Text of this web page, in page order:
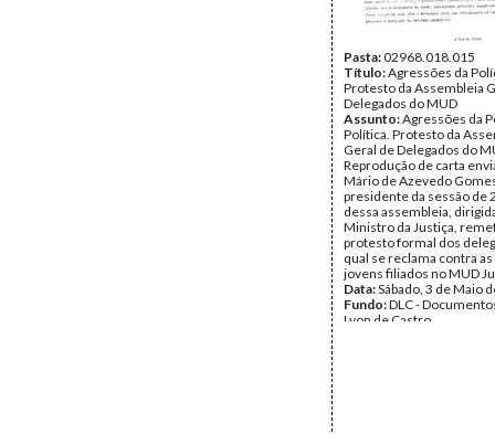
Pasta:02968.018.015
Título:Agressões da
Protesto da Assembleia
Delegados do MUD
Assunto:Agressões da
Política. Protesto da
Geral de Delegados do
Reprodução de carta
Mário de Azevedo
presidente da sessão de
dessa assembleia,
Ministro da Justiça,
protesto formal dos
qual se reclama contra
jovens filiados no MUD
Data:Sábado, 3 de Maio
Fundo:DLC -
Lyon de Castro